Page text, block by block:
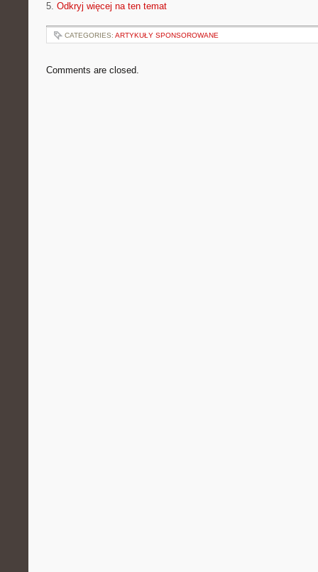
5. Odkryj więcej na ten temat
CATEGORIES: ARTYKUŁY SPONSOROWANE
Comments are closed.